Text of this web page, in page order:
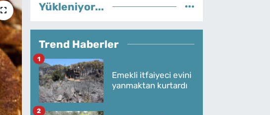
Yükleniyor...
Trend Haberler
Emekli itfaiyeci evini
yanmaktan kurtardı
1
2